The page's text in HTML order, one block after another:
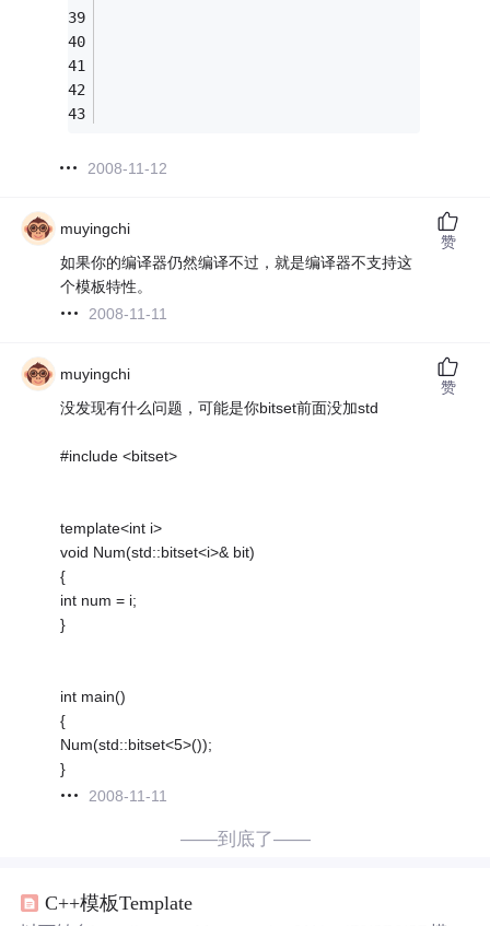
2008-11-12
muyingchi
如果你的编译器仍然编译不过，就是编译器不支持这
个模板特性。
2008-11-11
赞
muyingchi
没发现有什么问题，可能是你bitset前面没加std
#include <bitset>
template<int i>
void Num(std::bitset<i>& bit)
{
int num = i;
}
int main()
{
Num(std::bitset<5>());
}
2008-11-11
赞
——到底了——
C++模板Template